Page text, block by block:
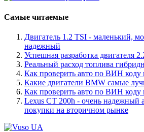
Самые читаемые
Двигатель 1.2 TSI - маленький,
надежный
Успешная разработка двигателя
Реальный расход топлива
Как проверить авто по ВИН коду
Какие двигатели BMW самые
Как проверить авто по ВИН коду
Lexus CT 200h - очень надежный
покупки на вторичном рынке